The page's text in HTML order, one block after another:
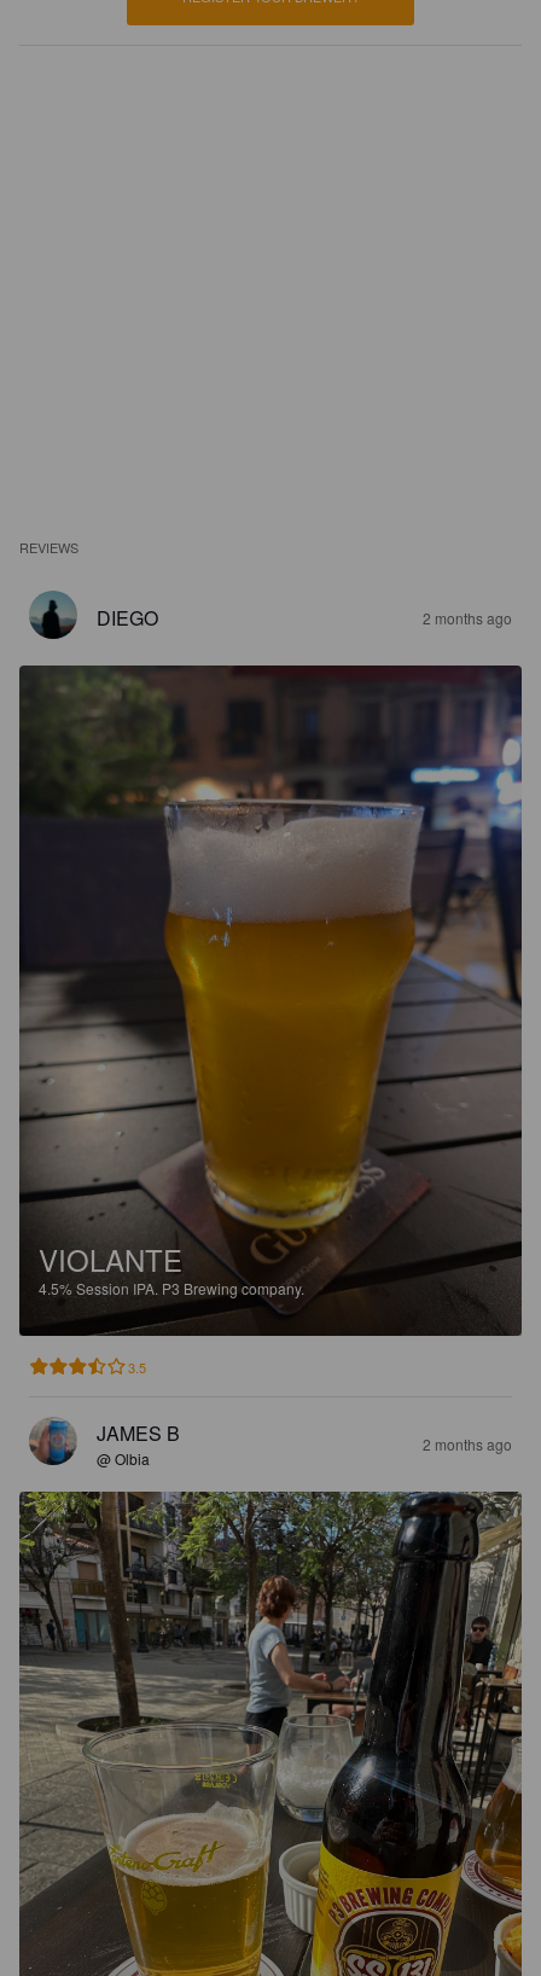
REVIEWS
DIEGO 2 months ago
VIOLANTE
4.5% Session IPA. P3 Brewing company.
3.5
JAMES B
@ Olbia
2 months ago